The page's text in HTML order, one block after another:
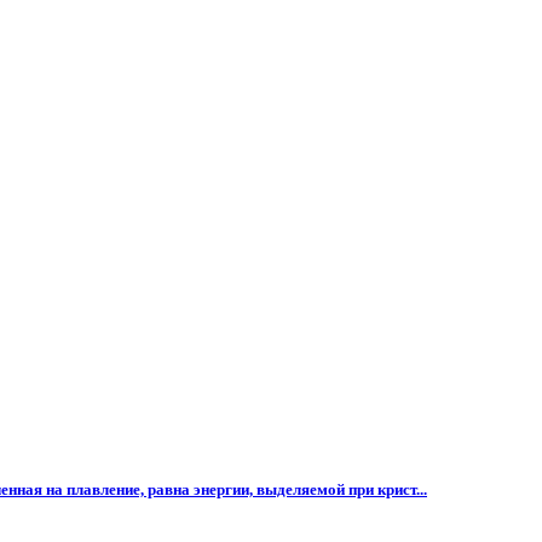
на плавление, равна энергии, выделяемой при крист...